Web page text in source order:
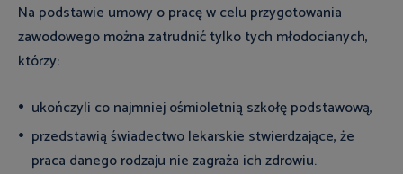
Na podstawie umowy o pracę w celu przygotowania
zawodowego można zatrudnić tylko tych młodocianych,
którzy:
ukończyli co najmniej ośmioletnią szkołę podstawową,
przedstawią świadectwo lekarskie stwierdzające, że
praca danego rodzaju nie zagraża ich zdrowiu.